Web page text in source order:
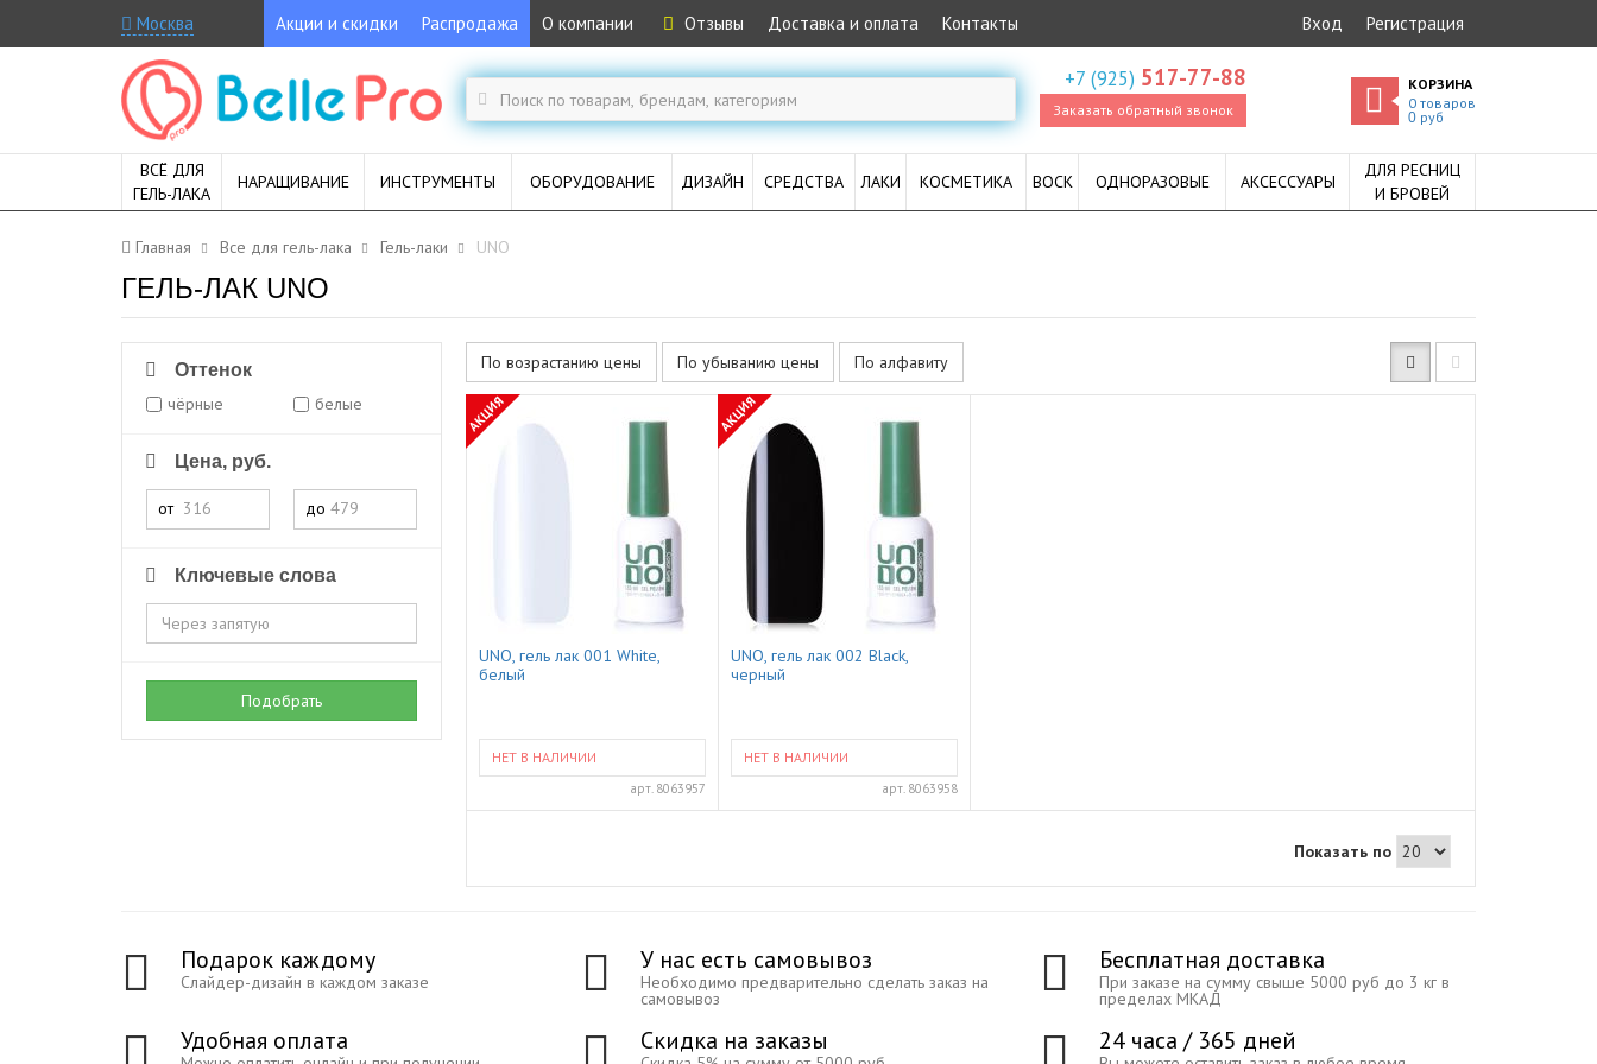
Москва Акции и скидки Распродажа О компании Отзывы Доставка и оплата Контакты Вход Регистрация
+7 (925) 517-77-88
Заказать обратный звонок
КОРЗИНА
0 товаров
0руб
ВСЁ ДЛЯ
ГЕЛЬ-ЛАКА
НАРАЩИВАНИЕ ИНСТРУМЕНТЫ ОБОРУДОВАНИЕ ДИЗАЙН СРЕДСТВА ЛАКИ КОСМЕТИКА ВОСК ОДНОРАЗОВЫЕ АКСЕССУАРЫ
ДЛЯ РЕСНИЦ
И БРОВЕЙ
Главная Все для гель-лака Гель-лаки UNO
ГЕЛЬ-ЛАК UNO
Оттенок
чёрные белые
Цена, руб.
от до
Ключевые слова
Подобрать
По возрастанию цены По убыванию цены По алфавиту
АКЦИЯ
UNO, гель лак 001 White,
белый
НЕТ В НАЛИЧИИ
арт. 8063957
АКЦИЯ
UNO, гель лак 002 Black,
черный
НЕТ В НАЛИЧИИ
арт. 8063958
Показать по
Подарок каждому
Слайдер-дизайн в каждом заказе
У нас есть самовывоз
Необходимо предварительно сделать заказ на
самовывоз
Бесплатная доставка
При заказе на сумму свыше 5000 руб до 3 кг в
пределах МКАД
Удобная оплата Скидка на заказы 24 часа / 365 дней